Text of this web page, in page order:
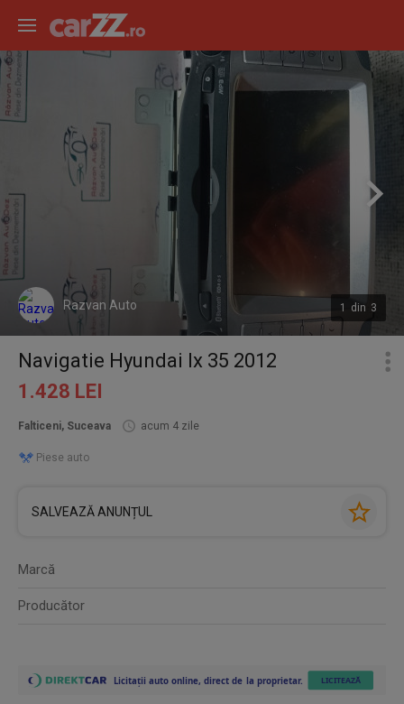
1 din 3
Razvan Auto
Navigatie Hyundai Ix 35 2012
1.428 LEI
Falticeni, Suceava acum 4 zile
Piese auto
SALVEAZĂ ANUNȚUL
Marcă
Producător